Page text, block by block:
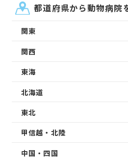
都道府県から動物病院
関東
関西
東海
北海道
東北
甲信越・北陸
中国・四国